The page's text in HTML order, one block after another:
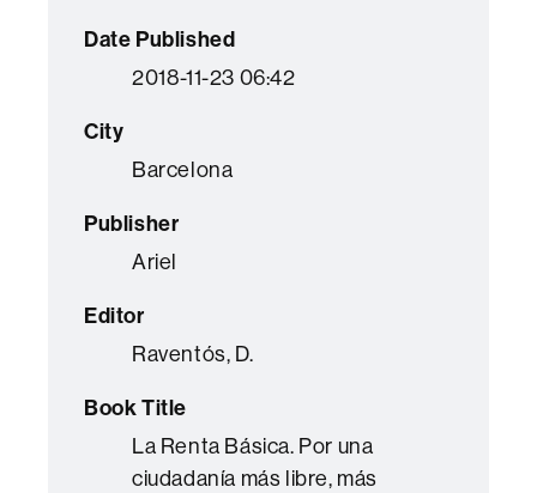
Date Published
2018-11-23 06:42
City
Barcelona
Publisher
Ariel
Editor
Raventós, D.
Book Title
La Renta Básica. Por una
ciudadanía más libre, más